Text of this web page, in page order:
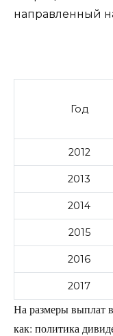
Год
2012
2013
2014
2015
2016
2017
На размеры выплат
как: политика